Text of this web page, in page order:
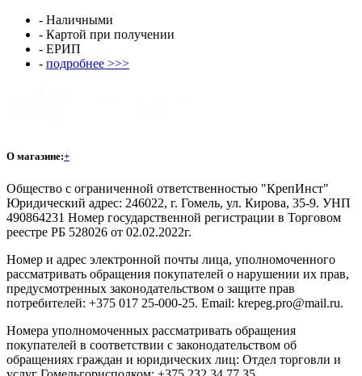
- Наличными
- Картой при получении
- ЕРИП
- подробнее >>>
О магазине:+
Общество с ограниченной ответственностью "КрепИнст"
Юридический адрес: 246022, г. Гомель, ул. Кирова, 35-9. УНП
490864231 Номер государственной регистрации в Торговом
реестре РБ 528026 от 02.02.2022г.
Номер и адрес электронной почты лица, уполномоченного
рассматривать обращения покупателей о нарушении их прав,
предусмотренных законодательством о защите прав
потребителей: +375 017 25-000-25. Email: krepeg.pro@mail.ru.
Номера уполномоченных рассматривать обращения
покупателей в соответствии с законодательством об
обращениях граждан и юридических лиц: Отдел торговли и